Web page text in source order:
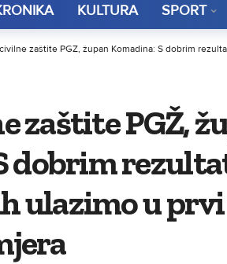
KULTURA SPORT
zaštite PGŽ, župan Komadina: S dobrim
zaštite PGŽ,
dobrim
ulazimo u